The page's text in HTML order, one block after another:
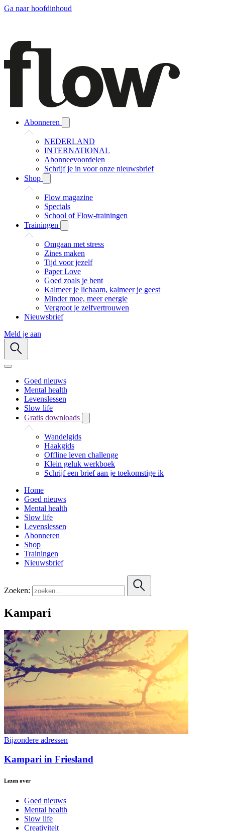
Ga naar hoofdinhoud
Abonneren
NEDERLAND
INTERNATIONAL
Abonneevoordelen
Schrijf je in voor onze nieuwsbrief
Shop
Flow magazine
Specials
School of Flow-trainingen
Trainingen
Omgaan met stress
Zines maken
Tijd voor jezelf
Paper Love
Goed zoals je bent
Kalmeer je lichaam, kalmeer je geest
Minder moe, meer energie
Vergroot je zelfvertrouwen
Nieuwsbrief
Meld je aan
Goed nieuws
Mental health
Levenslessen
Slow life
Gratis downloads
Wandelgids
Haakgids
Offline leven challenge
Klein geluk werkboek
Schrijf een brief aan je toekomstige ik
Home
Goed nieuws
Mental health
Slow life
Levenslessen
Abonneren
Shop
Trainingen
Nieuwsbrief
Zoeken:
Kampari
Bijzondere adressen
Kampari in Friesland
Lezen over
Goed nieuws
Mental health
Slow life
Creativiteit